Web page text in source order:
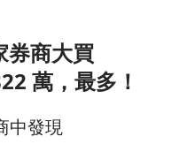
券商大買
萬，最多！
中發現